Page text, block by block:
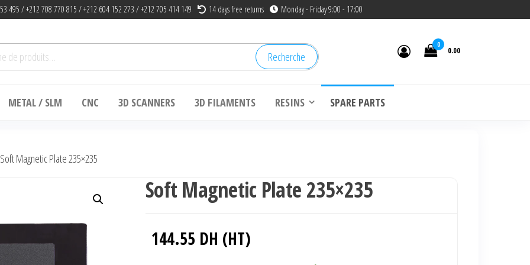
495 / +212 708 770 815 / +212 604 152 273 / +212 705 414 149 14 days free returns Monday - Friday 9:00 - 17:00
Recherche
0
0.00
METAL / SLM CNC 3D SCANNERS 3D FILAMENTS RESINS SPARE PARTS
Magnetic Plate 235×235
Soft Magnetic Plate 235×235
144.55 DH (HT)